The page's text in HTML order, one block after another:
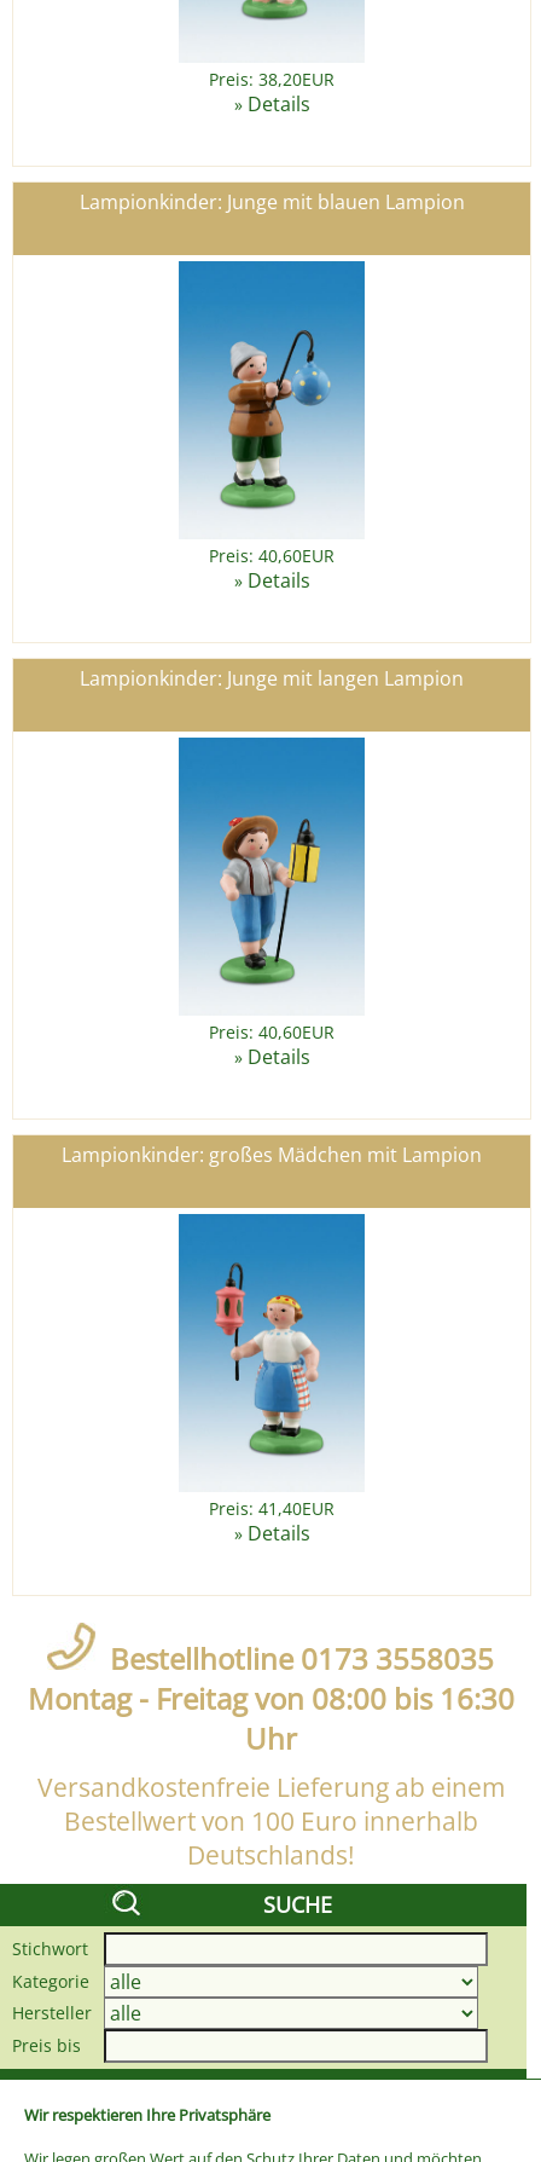
Wir respektieren Ihre Privatsphäre
Preis: 38,20EUR
» Details
Lampionkinder: Junge mit blauen Lampion
Preis: 40,60EUR
» Details
Lampionkinder: Junge mit langen Lampion
Preis: 40,60EUR
» Details
Lampionkinder: großes Mädchen mit Lampion
Preis: 41,40EUR
» Details
Bestellhotline 0173 3558035
Montag - Freitag von 08:00 bis 16:30
Uhr
Versandkostenfreie Lieferung ab einem
Bestellwert von 100 Euro innerhalb
Deutschlands!
SUCHE
Stichwort
Kategorie
Hersteller
Preis bis